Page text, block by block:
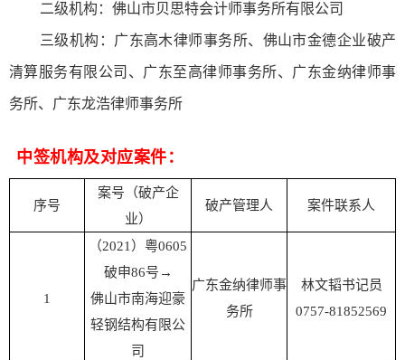
二级机构：佛山市贝思特会计师事务所有限公司
三级机构：广东高木律师事务所、佛山市金德企业破产
清算服务有限公司、广东至高律师事务所、广东金纳律师事
务所、广东龙浩律师事务所
中签机构及对应案件：
序号
案号（破产企
业）
破产管理人 案件联系人
1
（2021）粤0605
破申86号→
佛山市南海迎豪
轻钢结构有限公
司
广东金纳律师事
务所
林文韬书记员
0757-81852569